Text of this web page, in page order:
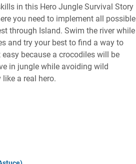
in this Hero Jungle Survival Story
you need to implement all possible
through Island. Swim the river while
and try your best to find a way to
because a crocodiles will be
in jungle while avoiding wild
a real hero.